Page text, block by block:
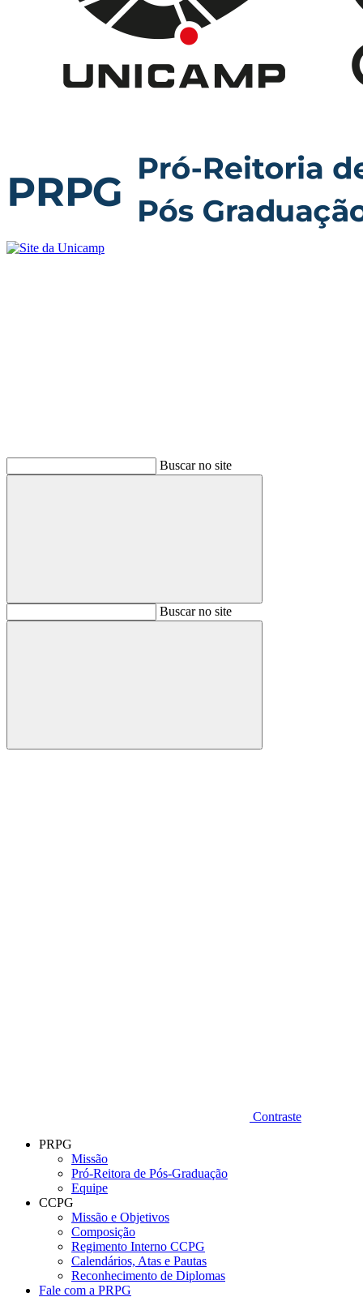
Buscar no site
BuscarBuscar no site
Buscar
Contraste
PRPG
Missão
Pró-Reitora de Pós-Graduação
Equipe
CCPG
Missão e Objetivos
Composição
Regimento Interno CCPG
Calendários, Atas e Pautas
Reconhecimento de Diplomas
Fale com a PRPG